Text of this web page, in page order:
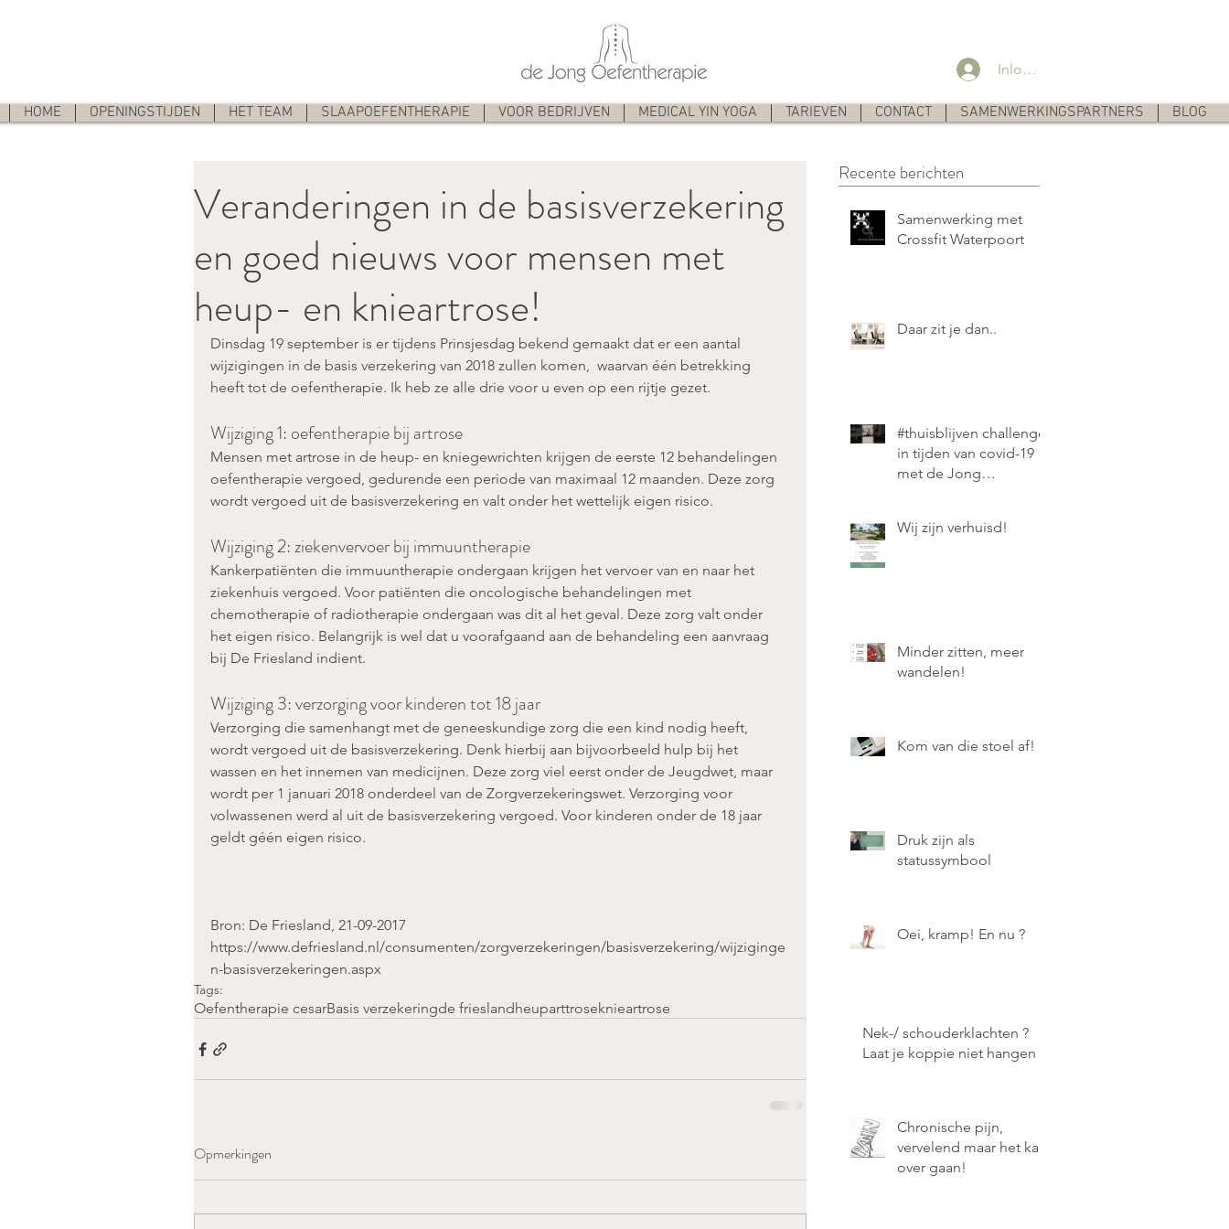
Inloggen
HOME OPENINGSTIJDEN HET TEAM SLAAPOEFENTHERAPIE VOOR BEDRIJVEN MEDICAL YIN YOGA TARIEVEN CONTACT SAMENWERKINGSPARTNERS BLOG
Veranderingen in de basisverzekering
en goed nieuws voor mensen met
heup- en knieartrose!
Dinsdag 19 september is er tijdens Prinsjesdag bekend gemaakt dat er een aantal
wijzigingen in de basis verzekering van 2018 zullen komen,  waarvan één betrekking
heeft tot de oefentherapie. Ik heb ze alle drie voor u even op een rijtje gezet.
Wijziging 1: oefentherapie bij artrose
Mensen met artrose in de heup- en kniegewrichten krijgen de eerste 12 behandelingen
oefentherapie vergoed, gedurende een periode van maximaal 12 maanden. Deze zorg
wordt vergoed uit de basisverzekering en valt onder het wettelijk eigen risico.
Wijziging 2: ziekenvervoer bij immuuntherapie
Kankerpatiënten die immuuntherapie ondergaan krijgen het vervoer van en naar het
ziekenhuis vergoed. Voor patiënten die oncologische behandelingen met
chemotherapie of radiotherapie ondergaan was dit al het geval. Deze zorg valt onder
het eigen risico. Belangrijk is wel dat u voorafgaand aan de behandeling een aanvraag
bij De Friesland indient.
Wijziging 3: verzorging voor kinderen tot 18 jaar
Verzorging die samenhangt met de geneeskundige zorg die een kind nodig heeft,
wordt vergoed uit de basisverzekering. Denk hierbij aan bijvoorbeeld hulp bij het
wassen en het innemen van medicijnen. Deze zorg viel eerst onder de Jeugdwet, maar
wordt per 1 januari 2018 onderdeel van de Zorgverzekeringswet. Verzorging voor
volwassenen werd al uit de basisverzekering vergoed. Voor kinderen onder de 18 jaar
geldt géén eigen risico.
Bron: De Friesland, 21-09-2017
https://www.defriesland.nl/consumenten/zorgverzekeringen/basisverzekering/wijziginge
n-basisverzekeringen.aspx
Tags:
Oefentherapie cesarBasis verzekeringde frieslandheuparttroseknieartrose
Opmerkingen
Recente berichten
Samenwerking met
Crossfit Waterpoort
Daar zit je dan..
#thuisblijven challenge
in tijden van covid-19
met de Jong
Wij zijn verhuisd!
Minder zitten, meer
wandelen!
Kom van die stoel af!
Druk zijn als
statussymbool
Oei, kramp! En nu ?
Nek-/ schouderklachten ?
Laat je koppie niet hangen !
Chronische pijn,
vervelend maar het kan
over gaan!